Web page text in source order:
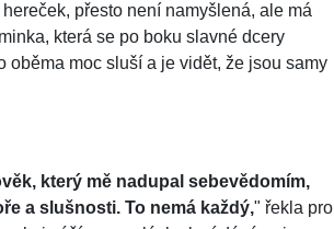
přesto není namyšlená, ale má
která se po boku slavné dcery
oběma moc sluší a je vidět, že jsou samy
který mě nadupal sebevědomím,
a slušnosti. To nemá každý," řekla pro